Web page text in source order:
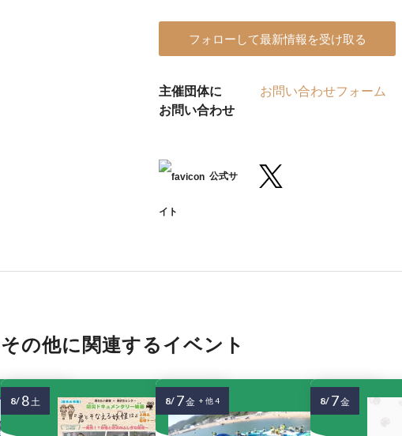
フォローして最新情報を受け取る
主催団体に
お問い合わせ
お問い合わせフォーム
公式サ
イト
その他に関連するイベント
8/ 8土 8/ 7金 + 他 4 8/ 7金